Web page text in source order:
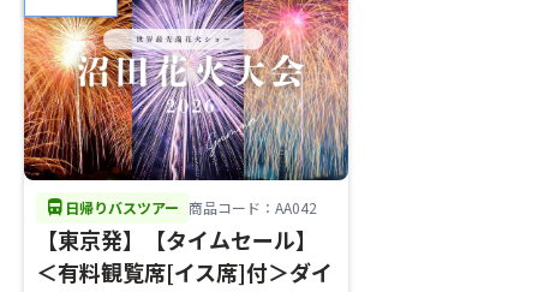
directions_bus 日帰りバスツアー 商品コード：AA042
【東京発】【タイムセール】
＜有料観覧席[イス席]付＞ダイ